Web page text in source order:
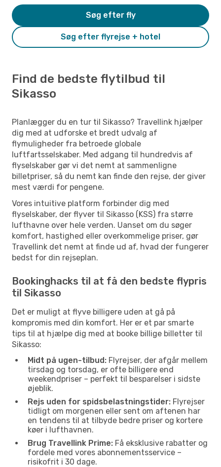
Søg efter flyrejse + hotel
Søg efter fly
Find de bedste flytilbud til
Sikasso
Planlægger du en tur til Sikasso? Travellink hjælper
dig med at udforske et bredt udvalg af
flymuligheder fra betroede globale
luftfartsselskaber. Med adgang til hundredvis af
flyselskaber gør vi det nemt at sammenligne
billetpriser, så du nemt kan finde den rejse, der giver
mest værdi for pengene.
Vores intuitive platform forbinder dig med
flyselskaber, der flyver til Sikasso (KSS) fra større
lufthavne over hele verden. Uanset om du søger
komfort, hastighed eller overkommelige priser, gør
Travellink det nemt at finde ud af, hvad der fungerer
bedst for din rejseplan.
Bookinghacks til at få den bedste flypris
til Sikasso
Det er muligt at flyve billigere uden at gå på
kompromis med din komfort. Her er et par smarte
tips til at hjælpe dig med at booke billige billetter til
Sikasso:
Midt på ugen-tilbud: Flyrejser, der afgår mellem
tirsdag og torsdag, er ofte billigere end
weekendpriser – perfekt til besparelser i sidste
øjeblik.
Rejs uden for spidsbelastningstider: Flyrejser
tidligt om morgenen eller sent om aftenen har
en tendens til at tilbyde bedre priser og kortere
køer i lufthavnen.
Brug Travellink Prime: Få eksklusive rabatter og
fordele med vores abonnementsservice –
risikofrit i 30 dage.